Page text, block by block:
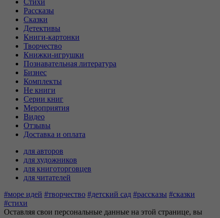
Рассказы
Сказки
Детективы
Книги-картонки
Творчество
Книжки-игрушки
Познавательная литература
Бизнес
Комплекты
Не книги
Серии книг
Мероприятия
Видео
Отзывы
Доставка и оплата
для авторов
для художников
для книготорговцев
для читателей
#море идей #творчество #детский сад #рассказы #сказки
#стихи
Оставляя свои персональные данные на этой странице, вы